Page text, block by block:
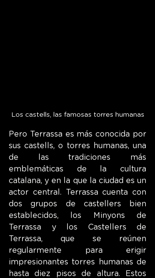
Los castells, las famosas torres humanas
Pero Terrassa es más conocida por
sus castells, o torres humanas, una
de las tradiciones más
emblemáticas de la cultura
catalana, y en la que la ciudad es un
actor central. Terrassa cuenta con
dos grupos de castellers bien
establecidos, los Minyons de
Terrassa y los Castellers de
Terrassa, que se reúnen
regularmente para erigir
impresionantes torres humanas de
hasta diez pisos de altura. Estos